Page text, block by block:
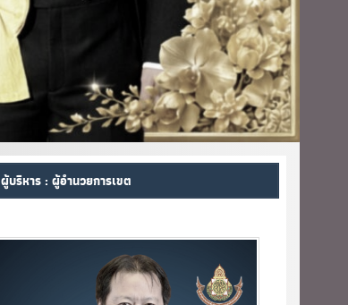
ผู้บริหาร : ผู้อำนวยการเขต